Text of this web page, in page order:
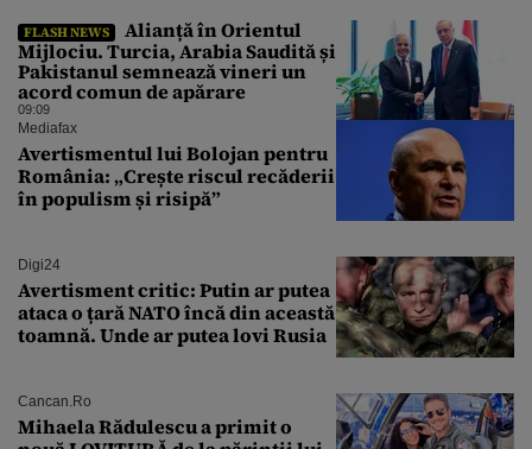
FLASH NEWS
Alianță în Orientul
Mijlociu. Turcia, Arabia Saudită și
Pakistanul semnează vineri un
acord comun de apărare
09:09
Mediafax
Avertismentul lui Bolojan pentru
România: „Crește riscul recăderii
în populism și risipă”
Digi24
Avertisment critic: Putin ar putea
ataca o țară NATO încă din această
toamnă. Unde ar putea lovi Rusia
Cancan.ro
Mihaela Rădulescu a primit o